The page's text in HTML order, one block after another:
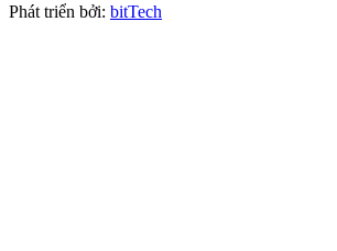
Phát triển bởi: bitTech